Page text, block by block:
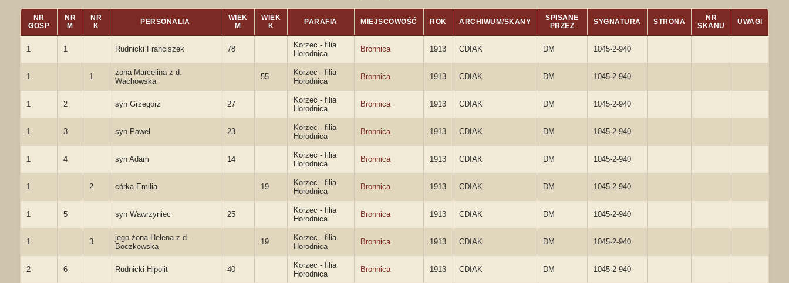
NR
GOSP
NR
M
NR
K
PERSONALIA
WIEK
M
WIEK
K
PARAFIA MIEJSCOWOŚĆ ROK ARCHIWUM/SKANY
SPISANE
PRZEZ
SYGNATURA STRONA
NR
SKANU
UWAGI
1 1 Rudnicki Franciszek 78
Korzec - filia
Horodnica
Bronnica 1913 CDIAK DM 1045-2-940
1 1
żona Marcelina z d.
Wachowska
55
Korzec - filia
Horodnica
Bronnica 1913 CDIAK DM 1045-2-940
1 2 syn Grzegorz 27
Korzec - filia
Horodnica
Bronnica 1913 CDIAK DM 1045-2-940
1 3 syn Paweł 23
Korzec - filia
Horodnica
Bronnica 1913 CDIAK DM 1045-2-940
1 4 syn Adam 14
Korzec - filia
Horodnica
Bronnica 1913 CDIAK DM 1045-2-940
1 2 córka Emilia 19
Korzec - filia
Horodnica
Bronnica 1913 CDIAK DM 1045-2-940
1 5 syn Wawrzyniec 25
Korzec - filia
Horodnica
Bronnica 1913 CDIAK DM 1045-2-940
1 3
jego żona Helena z d.
Boczkowska
19
Korzec - filia
Horodnica
Bronnica 1913 CDIAK DM 1045-2-940
2 6 Rudnicki Hipolit 40
Korzec - filia
Horodnica
Bronnica 1913 CDIAK DM 1045-2-940